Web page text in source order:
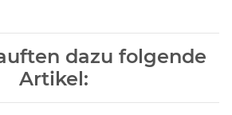
dazu folgende
Artikel: